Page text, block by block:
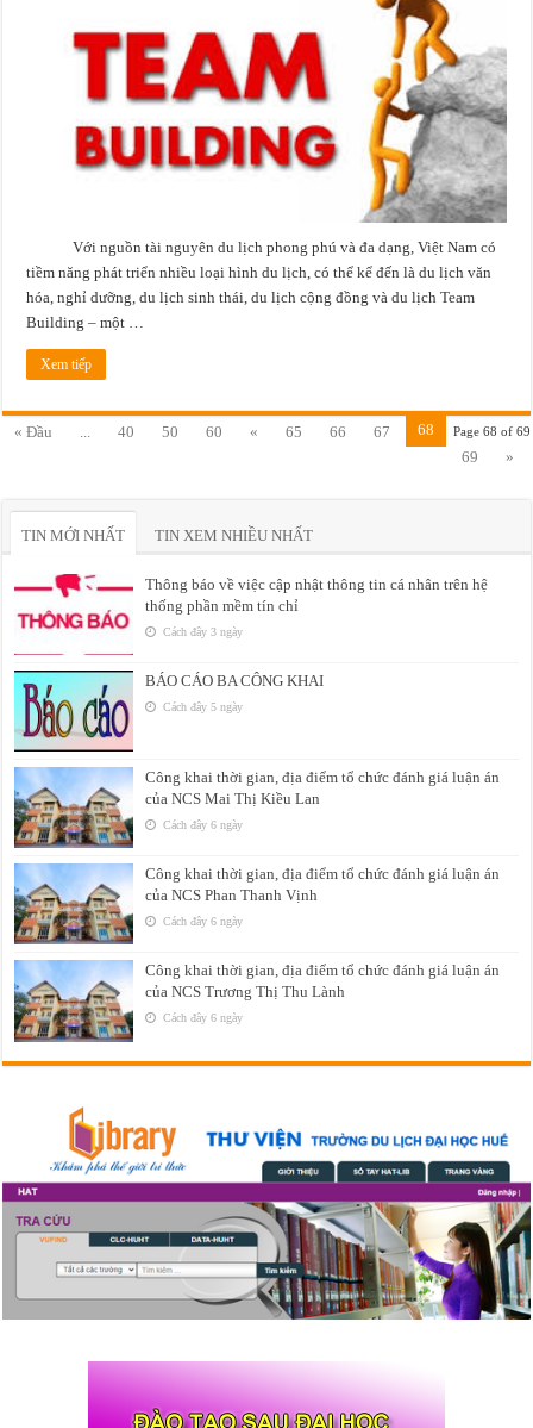
vừa
học
vừa
chơi
ở
Thừa
Thiên
Huế
Với nguồn tài nguyên du lịch phong phú và đa dạng, Việt Nam có
tiềm năng phát triển nhiều loại hình du lịch, có thể kể đến là du lịch văn
hóa, nghỉ dưỡng, du lịch sinh thái, du lịch cộng đồng và du lịch Team
Building – một …
Xem tiếp
Page 68 of 69
« Đầu 40 50 60 « 65 66 67
68
69
»
TIN MỚI NHẤT TIN XEM NHIỀU NHẤT
Thông báo về việc cập nhật thông tin cá nhân trên hệ
thống phần mềm tín chỉ
Cách đây 3 ngày
BÁO CÁO BA CÔNG KHAI
Cách đây 5 ngày
Công khai thời gian, địa điểm tổ chức đánh giá luận án
của NCS Mai Thị Kiều Lan
Cách đây 6 ngày
Công khai thời gian, địa điểm tổ chức đánh giá luận án
của NCS Phan Thanh Vịnh
Cách đây 6 ngày
Công khai thời gian, địa điểm tổ chức đánh giá luận án
của NCS Trương Thị Thu Lành
Cách đây 6 ngày